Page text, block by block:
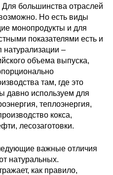
Для большинства отраслей
Но есть виды
монопродукты и для
показателями есть и
–
объема выпуска,
там, где это
давно используем для
теплоэнергия,
кокса,
лесозаготовки.
важные отличия
натуральных.
как правило,